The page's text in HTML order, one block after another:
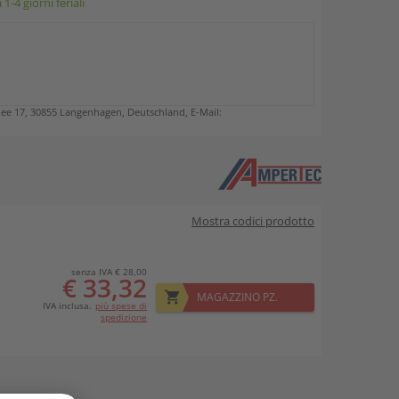
17, 30855 Langenhagen, Deutschland, E-Mail:
Mostra codici prodotto
senza IVA € 28,00
€ 33,32
IVA inclusa. più spese di
spedizione
MAGAZZINO PZ.